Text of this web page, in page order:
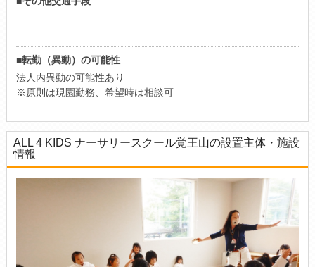
■転勤（異動）の可能性
法人内異動の可能性あり
※原則は現園勤務、希望時は相談可
ALL 4 KIDS ナーサリースクール覚王山の設置主体・施設
情報